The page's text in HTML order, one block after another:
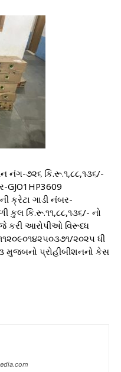
નંગ-૭૨૬ કિ.રૂ.૧,૮૮,૧૩૬/-
GJO1HP3609
ક્રેટા ગાડી નંબર-
કુલ કિ.રૂ.૧૧,૮૮,૧૩૬/- નો
કરી આરોપીઓ વિરૂધ્ધ
૨૦૨૫ ધી
મુજબનો પ્રોહીબીશનનો કેસ